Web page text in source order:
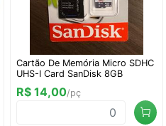
Cartão De Memória Micro SDHC
UHS-I Card SanDisk 8GB
R$ 14,00/pç